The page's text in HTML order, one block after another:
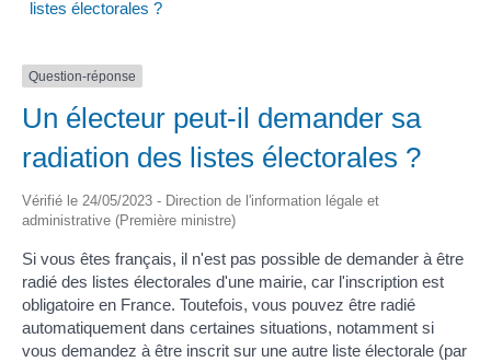
listes électorales ?
Question-réponse
Un électeur peut-il demander sa
radiation des listes électorales ?
Vérifié le 24/05/2023 - Direction de l'information légale et
administrative (Première ministre)
Si vous êtes français, il n'est pas possible de demander à être
radié des listes électorales d'une mairie, car l'inscription est
obligatoire en France. Toutefois, vous pouvez être radié
automatiquement dans certaines situations, notamment si
vous demandez à être inscrit sur une autre liste électorale (par